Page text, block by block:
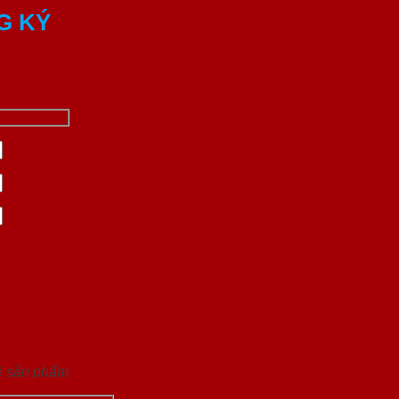
KÝ
sản phẩm